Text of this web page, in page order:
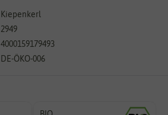
Kiepenkerl
2949
4000159179493
DE-ÖKO-006